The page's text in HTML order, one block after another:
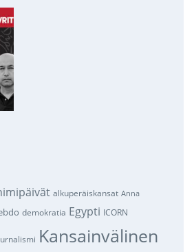
alkuperäiskansat Anna
demokratia Egypti ICORN
Kansainvälinen